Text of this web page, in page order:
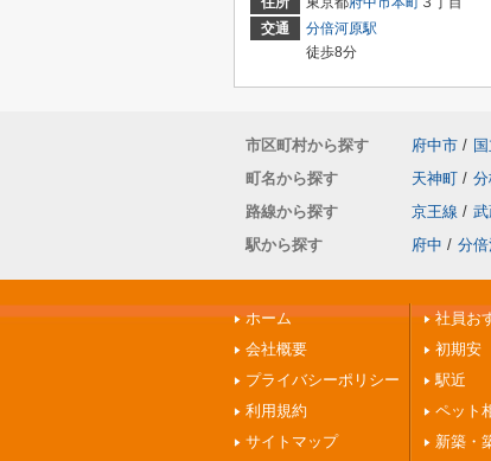
交通
分倍河原駅
徒歩8分
市区町村から探す 府中市 /
町名から探す
天神町 /
路線から探す
京王線 /
駅から探す
府中 / 分
ホーム
会社概要
プライバシーポリシー
利用規約
サイトマップ
社員お
初期安
駅近
ペット
新築・